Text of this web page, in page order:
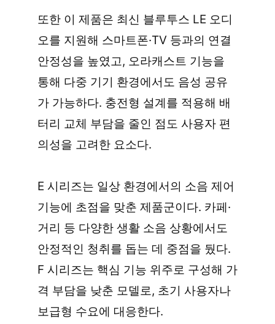
또한 이 제품은 최신 블루투스 LE 오디
오를 지원해 스마트폰·TV 등과의 연결
안정성을 높였고, 오라캐스트 기능을
통해 다중 기기 환경에서도 음성 공유
가 가능하다. 충전형 설계를 적용해 배
터리 교체 부담을 줄인 점도 사용자 편
의성을 고려한 요소다.
E 시리즈는 일상 환경에서의 소음 제어
기능에 초점을 맞춘 제품군이다. 카페·
거리 등 다양한 생활 소음 상황에서도
안정적인 청취를 돕는 데 중점을 뒀다.
F 시리즈는 핵심 기능 위주로 구성해 가
격 부담을 낮춘 모델로, 초기 사용자나
보급형 수요에 대응한다.